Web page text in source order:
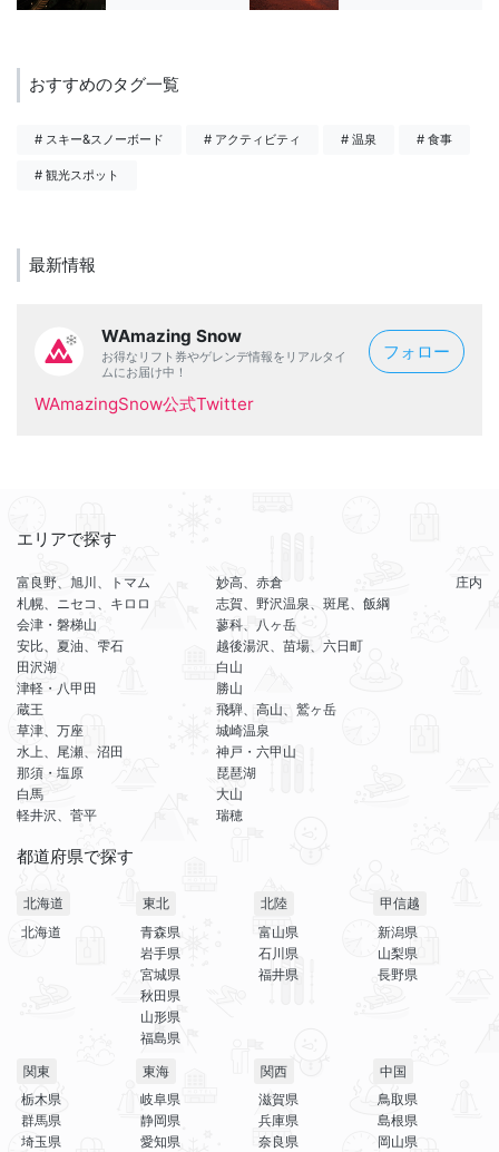
おすすめのタグ一覧
# スキー&スノーボード # アクティビティ # 温泉 # 食事
# 観光スポット
最新情報
WAmazing Snow
お得なリフト券やゲレンデ情報をリアルタイ
ムにお届け中！
フォロー
WAmazingSnow公式Twitter
エリアで探す
富良野、旭川、トマム
札幌、ニセコ、キロロ
会津・磐梯山
安比、夏油、雫石
田沢湖
津軽・八甲田
蔵王
草津、万座
水上、尾瀬、沼田
那須・塩原
白馬
軽井沢、菅平
妙高、赤倉
志賀、野沢温泉、斑尾、飯綱
蓼科、八ヶ岳
越後湯沢、苗場、六日町
白山
勝山
飛騨、高山、鷲ヶ岳
城崎温泉
神戸・六甲山
琵琶湖
大山
瑞穂
庄内
都道府県で探す
北海道
北海道
東北
青森県
岩手県
宮城県
秋田県
山形県
福島県
北陸
富山県
石川県
福井県
甲信越
新潟県
山梨県
長野県
関東
栃木県
群馬県
埼玉県
東海
岐阜県
静岡県
愛知県
関西
滋賀県
兵庫県
奈良県
中国
鳥取県
島根県
岡山県